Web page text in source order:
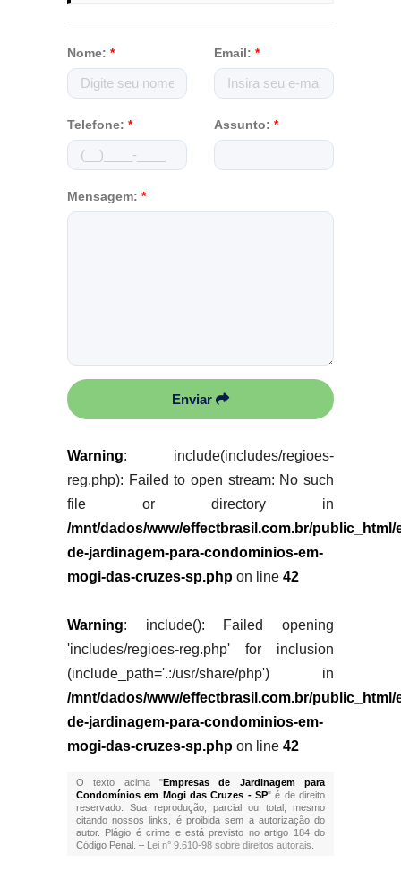
Nome: * Email: *
Telefone: * Assunto: *
Mensagem: *
Enviar
Warning: include(includes/regioes-
reg.php): Failed to open stream: No such
file or directory in
/mnt/dados/www/effectbrasil.com.br/public_html/
de-jardinagem-para-condominios-em-
mogi-das-cruzes-sp.phpon line 42
Warning: include(): Failed opening
'includes/regioes-reg.php' for inclusion
(include_path='.:/usr/share/php') in
/mnt/dados/www/effectbrasil.com.br/public_html/
de-jardinagem-para-condominios-em-
mogi-das-cruzes-sp.phpon line 42
O texto acima "Empresas de Jardinagem para
Condomínios em Mogi das Cruzes - SP" é de direito
reservado. Sua reprodução, parcial ou total, mesmo
citando nossos links, é proibida sem a autorização do
autor. Plágio é crime e está previsto no artigo 184 do
Código Penal. – Lei n° 9.610-98 sobre direitos autorais